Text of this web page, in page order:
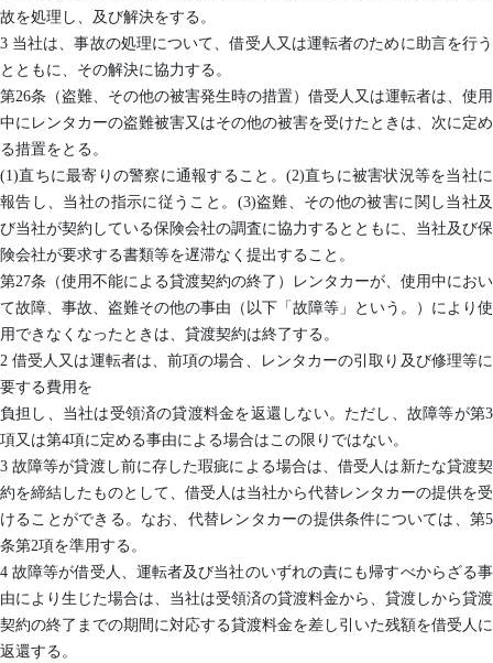
故を処理し、及び解決をする。
3 当社は、事故の処理について、借受人又は運転者のために助言を行う
とともに、その解決に協力する。
第26条（盗難、その他の被害発生時の措置）借受人又は運転者は、使用
中にレンタカーの盗難被害又はその他の被害を受けたときは、次に定め
る措置をとる。
(1)直ちに最寄りの警察に通報すること。(2)直ちに被害状況等を当社に
報告し、当社の指示に従うこと。(3)盗難、その他の被害に関し当社及
び当社が契約している保険会社の調査に協力するとともに、当社及び保
険会社が要求する書類等を遅滞なく提出すること。
第27条（使用不能による貸渡契約の終了）レンタカーが、使用中におい
て故障、事故、盗難その他の事由（以下「故障等」という。）により使
用できなくなったときは、貸渡契約は終了する。
2 借受人又は運転者は、前項の場合、レンタカーの引取り及び修理等に
要する費用を
負担し、当社は受領済の貸渡料金を返還しない。ただし、故障等が第3
項又は第4項に定める事由による場合はこの限りではない。
3 故障等が貸渡し前に存した瑕疵による場合は、借受人は新たな貸渡契
約を締結したものとして、借受人は当社から代替レンタカーの提供を受
けることができる。なお、代替レンタカーの提供条件については、第5
条第2項を準用する。
4 故障等が借受人、運転者及び当社のいずれの責にも帰すべからざる事
由により生じた場合は、当社は受領済の貸渡料金から、貸渡しから貸渡
契約の終了までの期間に対応する貸渡料金を差し引いた残額を借受人に
返還する。